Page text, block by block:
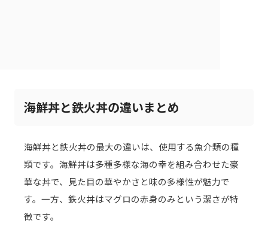
海鮮丼と鉄火丼の違いまとめ
海鮮丼と鉄火丼の最大の違いは、使用する魚介類の種
類です。海鮮丼は多種多様な海の幸を組み合わせた豪
華な丼で、見た目の華やかさと味の多様性が魅力で
す。一方、鉄火丼はマグロの赤身のみという潔さが特
徴です。